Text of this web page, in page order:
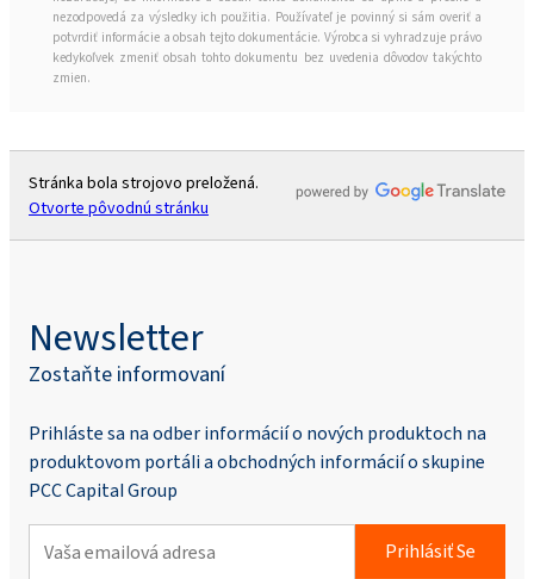
nezodpovedá za výsledky ich použitia. Používateľ je povinný si sám overiť a
potvrdiť informácie a obsah tejto dokumentácie. Výrobca si vyhradzuje právo
kedykoľvek zmeniť obsah tohto dokumentu bez uvedenia dôvodov takýchto
zmien.
Stránka bola strojovo preložená.
Otvorte pôvodnú stránku
Newsletter
Zostaňte informovaní
Prihláste sa na odber informácií o nových produktoch na
produktovom portáli a obchodných informácií o skupine
PCC Capital Group
Prihlásiť Se